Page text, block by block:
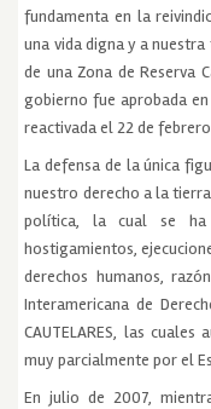
fundamenta en la
una vida digna y a
de una Zona de Reserva
gobierno fue aprobada
reactivada el 22 de febrero
La defensa de la única
nuestro derecho a la
política, la cual se ha
hostigamientos,
derechos humanos,
Interamericana de
CAUTELARES, las
muy parcialmente por el
En julio de 2007,